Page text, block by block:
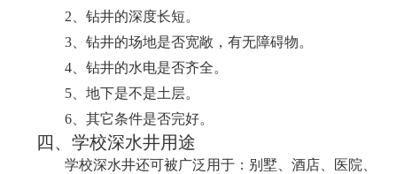
2、钻井的深度长短。
3、钻井的场地是否宽敞，有无障碍物。
4、钻井的水电是否齐全。
5、地下是不是土层。
6、其它条件是否完好。
四、学校深水井用途
学校深水井还可被广泛用于：别墅、酒店、医院、